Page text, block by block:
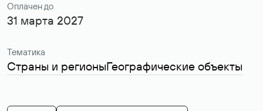
Оплачен до
31 марта 2027
Тематика
Страны и регионыГеографические объекты